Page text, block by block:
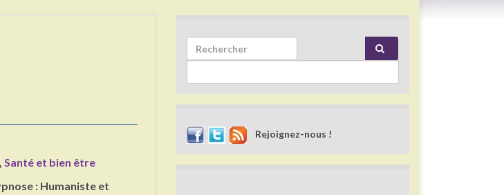
, Santé et bien être
: Humaniste et
Search for:
Rejoignez-nous !